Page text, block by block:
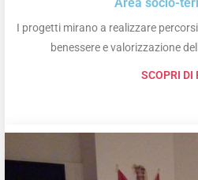
Area socio-
I progetti mirano a realizzare
benessere e valorizzazione
SCOPRI DI